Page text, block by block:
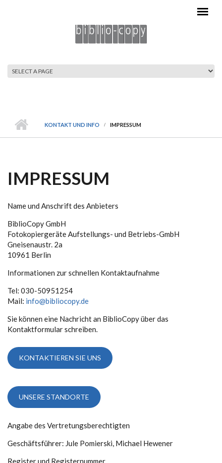
KONTAKT UND INFO IMPRESSUM
IMPRESSUM
Name und Anschrift des Anbieters
BiblioCopy GmbH
Fotokopiergeräte Aufstellungs- und Betriebs-GmbH
Gneisenaustr. 2a
10961 Berlin
Informationen zur schnellen Kontaktaufnahme
Tel: 030-50951254
Mail: info@bibliocopy.de
Sie können eine Nachricht an BiblioCopy über das
Kontaktformular schreiben.
KONTAKTIEREN SIE UNS
UNSERE STANDORTE
Angabe des Vertretungsberechtigten
Geschäftsführer: Jule Pomierski, Michael Hewener
Register und Registernummer